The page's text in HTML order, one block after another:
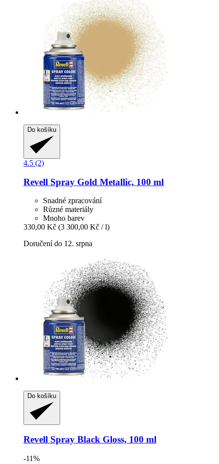
Do košíku
4.5 (2)
Revell Spray Gold Metallic, 100 ml
Snadné zpracování
Různé materiály
Mnoho barev
330,00 Kč (3 300,00 Kč / l)
Doručení do 12. srpna
Do košíku
Revell Spray Black Gloss, 100 ml
-11%